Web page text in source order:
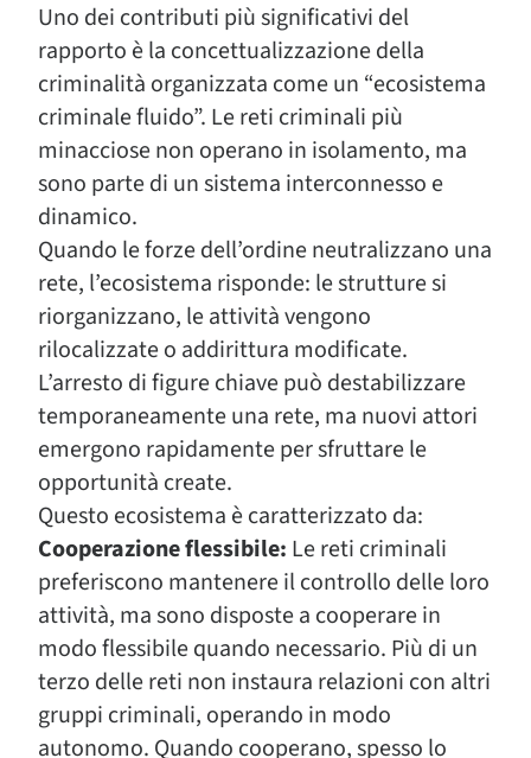
Uno dei contributi più significativi del
rapporto è la concettualizzazione della
criminalità organizzata come un “ecosistema
criminale fluido”. Le reti criminali più
minacciose non operano in isolamento, ma
sono parte di un sistema interconnesso e
dinamico.
Quando le forze dell’ordine neutralizzano una
rete, l’ecosistema risponde: le strutture si
riorganizzano, le attività vengono
rilocalizzate o addirittura modificate.
L’arresto di figure chiave può destabilizzare
temporaneamente una rete, ma nuovi attori
emergono rapidamente per sfruttare le
opportunità create.
Questo ecosistema è caratterizzato da:
Cooperazione flessibile: Le reti criminali
preferiscono mantenere il controllo delle loro
attività, ma sono disposte a cooperare in
modo flessibile quando necessario. Più di un
terzo delle reti non instaura relazioni con altri
gruppi criminali, operando in modo
autonomo. Quando cooperano, spesso lo